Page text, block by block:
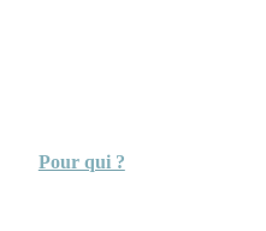
Pour qui ?